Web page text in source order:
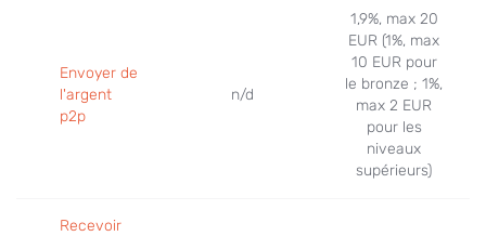
Envoyer de
l'argent
p2p
n/d
1,9%, max 20
EUR (1%, max
10 EUR pour
le bronze ; 1%,
max 2 EUR
pour les
niveaux
supérieurs)
Recevoir